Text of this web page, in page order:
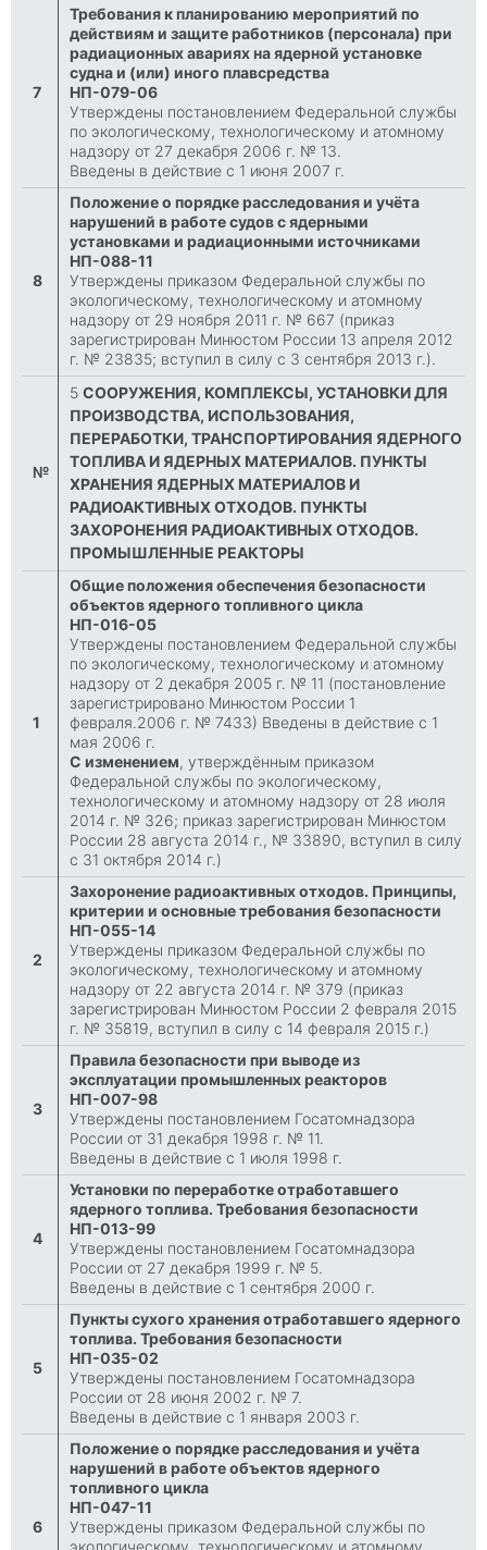
7
Требования к планированию мероприятий по
действиям и защите работников (персонала) при
радиационных авариях на ядерной установке
судна и (или) иного плавсредства
НП-079-06
Утверждены постановлением Федеральной службы
по экологическому, технологическому и атомному
надзору от 27 декабря 2006 г. № 13.
Введены в действие с 1 июня 2007 г.
8
Положение о порядке расследования и учёта
нарушений в работе судов с ядерными
установками и радиационными источниками
НП-088-11
Утверждены приказом Федеральной службы по
экологическому, технологическому и атомному
надзору от 29 ноября 2011 г. № 667 (приказ
зарегистрирован Минюстом России 13 апреля 2012
г. № 23835; вступил в силу с 3 сентября 2013 г.).
№
5 СООРУЖЕНИЯ, КОМПЛЕКСЫ, УСТАНОВКИ ДЛЯ
ПРОИЗВОДСТВА, ИСПОЛЬЗОВАНИЯ,
ПЕРЕРАБОТКИ, ТРАНСПОРТИРОВАНИЯ ЯДЕРНОГО
ТОПЛИВА И ЯДЕРНЫХ МАТЕРИАЛОВ. ПУНКТЫ
ХРАНЕНИЯ ЯДЕРНЫХ МАТЕРИАЛОВ И
РАДИОАКТИВНЫХ ОТХОДОВ. ПУНКТЫ
ЗАХОРОНЕНИЯ РАДИОАКТИВНЫХ ОТХОДОВ.
ПРОМЫШЛЕННЫЕ РЕАКТОРЫ
1
Общие положения обеспечения безопасности
объектов ядерного топливного цикла
НП-016-05
Утверждены постановлением Федеральной службы
по экологическому, технологическому и атомному
надзору от 2 декабря 2005 г. № 11 (постановление
зарегистрировано Минюстом России 1
февраля.2006 г. № 7433) Введены в действие с 1
мая 2006 г.
С изменением, утверждённым приказом
Федеральной службы по экологическому,
технологическому и атомному надзору от 28 июля
2014 г. № 326; приказ зарегистрирован Минюстом
России 28 августа 2014 г., № 33890, вступил в силу
с 31 октября 2014 г.)
2
Захоронение радиоактивных отходов. Принципы,
критерии и основные требования безопасности
НП-055-14
Утверждены приказом Федеральной службы по
экологическому, технологическому и атомному
надзору от 22 августа 2014 г. № 379 (приказ
зарегистрирован Минюстом России 2 февраля 2015
г. № 35819, вступил в силу с 14 февраля 2015 г.)
3
Правила безопасности при выводе из
эксплуатации промышленных реакторов
НП-007-98
Утверждены постановлением Госатомнадзора
России от 31 декабря 1998 г. № 11.
Введены в действие с 1 июля 1998 г.
4
Установки по переработке отработавшего
ядерного топлива. Требования безопасности
НП-013-99
Утверждены постановлением Госатомнадзора
России от 27 декабря 1999 г. № 5.
Введены в действие с 1 сентября 2000 г.
5
Пункты сухого хранения отработавшего ядерного
топлива. Требования безопасности
НП-035-02
Утверждены постановлением Госатомнадзора
России от 28 июня 2002 г. № 7.
Введены в действие с 1 января 2003 г.
6
Положение о порядке расследования и учёта
нарушений в работе объектов ядерного
топливного цикла
НП-047-11
Утверждены приказом Федеральной службы по
экологическому, технологическому и атомному